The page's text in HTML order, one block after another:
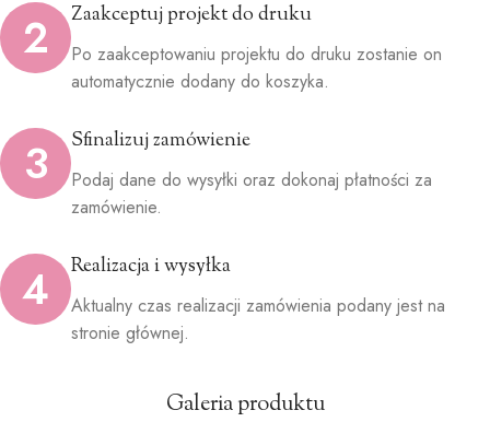
2 Zaakceptuj projekt do druku
Po zaakceptowaniu projektu do druku zostanie on
automatycznie dodany do koszyka.
3 Sfinalizuj zamówienie
Podaj dane do wysyłki oraz dokonaj płatności za
zamówienie.
4 Realizacja i wysyłka
Aktualny czas realizacji zamówienia podany jest na
stronie głównej.
Galeria produktu